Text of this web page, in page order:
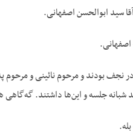
سید ابوالحسن اصفهانی.
شبانه جلسه و این‌ها داشتند.